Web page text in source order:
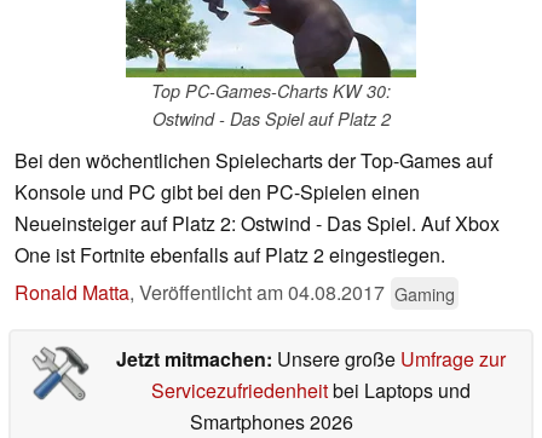
Top PC-Games-Charts KW 30:
Ostwind - Das Spiel auf Platz 2
Bei den wöchentlichen Spielecharts der Top-Games auf
Konsole und PC gibt bei den PC-Spielen einen
Neueinsteiger auf Platz 2: Ostwind - Das Spiel. Auf Xbox
One ist Fortnite ebenfalls auf Platz 2 eingestiegen.
Ronald Matta, Veröffentlicht am04.08.2017 Gaming
Jetzt mitmachen: Unsere große Umfrage zur
Servicezufriedenheitbei Laptops und
Smartphones 2026